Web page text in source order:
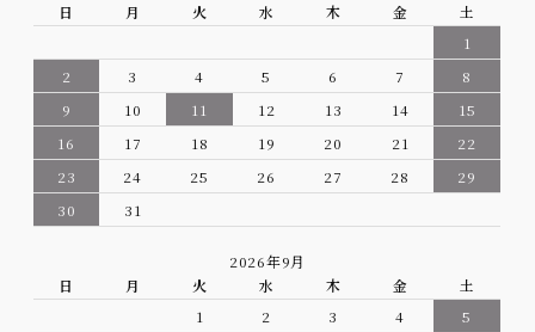
日
月 火 水 木 金
土
1
2
3 4 5 6 7
8
9
10 11 12 13 14
15
16
17 18 19 20 21
22
23
24 25 26 27 28
29
30
31
2026年9月
日
月 火 水 木 金
土
1
2 3 4
5